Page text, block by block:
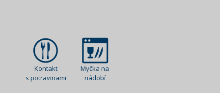
Kontakt
s potravinami
Myčka na
nádobí